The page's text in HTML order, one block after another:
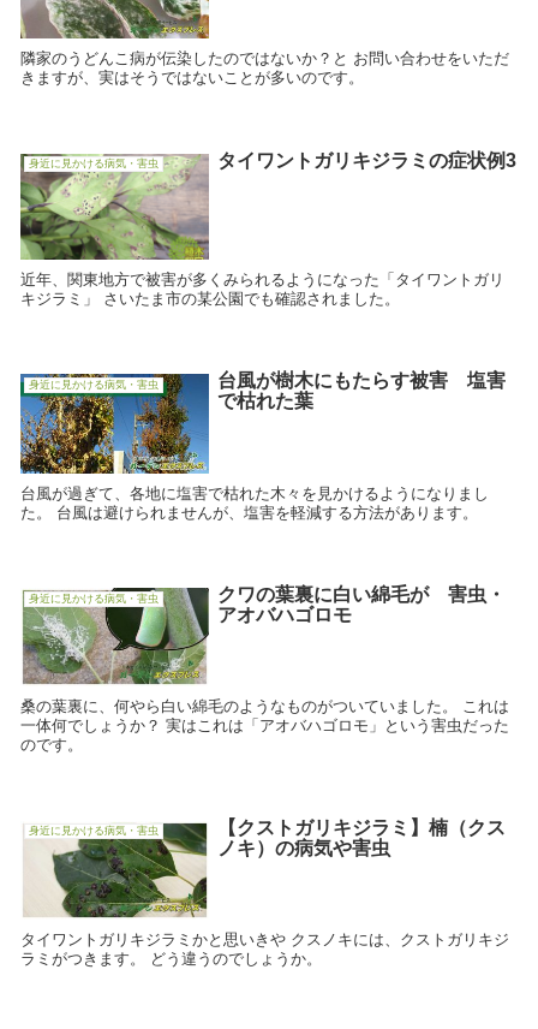
隣家のうどんこ病が伝染したのではないか？と お問い合わせをいただ
きますが、実はそうではないことが多いのです。
身近に見かける病気・害虫 タイワントガリキジラミの症状例3
近年、関東地方で被害が多くみられるようになった「タイワントガリ
キジラミ」 さいたま市の某公園でも確認されました。
身近に見かける病気・害虫
台風が樹木にもたらす被害 塩害
で枯れた葉
台風が過ぎて、各地に塩害で枯れた木々を見かけるようになりまし
た。 台風は避けられませんが、塩害を軽減する方法があります。
身近に見かける病気・害虫
クワの葉裏に白い綿毛が 害虫・
アオバハゴロモ
桑の葉裏に、何やら白い綿毛のようなものがついていました。 これは
一体何でしょうか？ 実はこれは「アオバハゴロモ」という害虫だった
のです。
身近に見かける病気・害虫
【クストガリキジラミ】楠（クス
ノキ）の病気や害虫
タイワントガリキジラミかと思いきや クスノキには、クストガリキジ
ラミがつきます。 どう違うのでしょうか。